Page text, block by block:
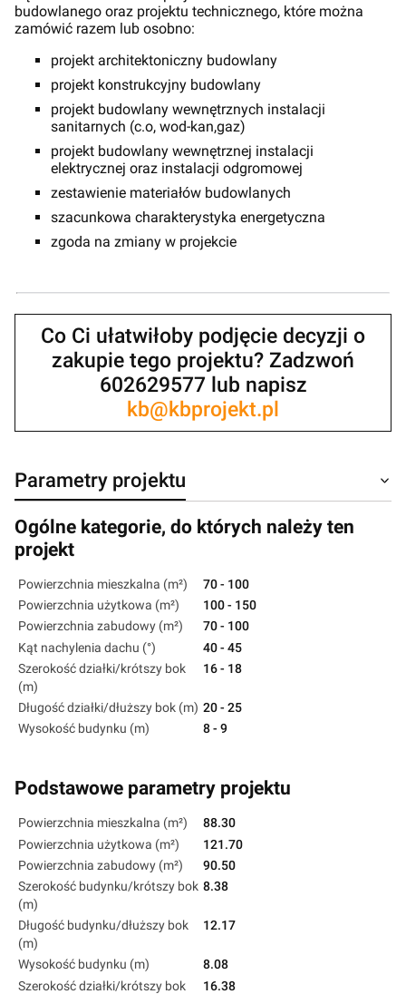
budowlanego oraz projektu technicznego, które można
zamówić razem lub osobno:
projekt architektoniczny budowlany
projekt konstrukcyjny budowlany
projekt budowlany wewnętrznych instalacji
sanitarnych (c.o, wod-kan,gaz)
projekt budowlany wewnętrznej instalacji
elektrycznej oraz instalacji odgromowej
zestawienie materiałów budowlanych
szacunkowa charakterystyka energetyczna
zgoda na zmiany w projekcie
Co Ci ułatwiłoby podjęcie decyzji o
zakupie tego projektu? Zadzwoń
602629577 lub napisz
kb@kbprojekt.pl
Parametry projektu
Ogólne kategorie, do których należy ten
projekt
Powierzchnia mieszkalna (m²)
70 - 100
Powierzchnia użytkowa (m²)
100 - 150
Powierzchnia zabudowy (m²)
70 - 100
Kąt nachylenia dachu (°)
40 - 45
Szerokość działki/krótszy bok
(m)
16 - 18
Długość działki/dłuższy bok (m) 20 - 25
Wysokość budynku (m)
8 - 9
Podstawowe parametry projektu
Powierzchnia mieszkalna (m²)
88.30
Powierzchnia użytkowa (m²)
121.70
Powierzchnia zabudowy (m²)
90.50
Szerokość budynku/krótszy bok
(m)
8.38
Długość budynku/dłuższy bok
(m)
12.17
Wysokość budynku (m)
8.08
Szerokość działki/krótszy bok
16.38